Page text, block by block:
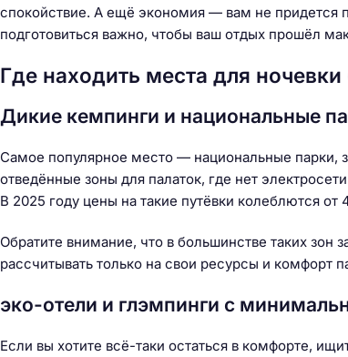
спокойствие. А ещё экономия — вам не придется
подготовиться важно, чтобы ваш отдых прошёл
Где находить места для ночевки
Дикие кемпинги и национальные
Самое популярное место — национальные парки,
отведённые зоны для палаток, где нет
В 2025 году цены на такие путёвки колеблются
Обратите внимание, что в большинстве таких зон
рассчитывать только на свои ресурсы и комфорт
эко-отели и глэмпинги с
Если вы хотите всё-таки остаться в комфорте,
и
: